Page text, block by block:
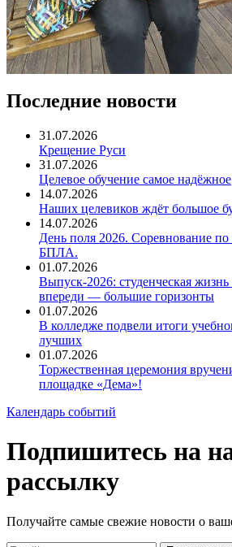
Последние новости
31.07.2026
Крещение Руси
31.07.2026
Целевое обучение самое надёжное
14.07.2026
Наших целевиков ждёт большое
14.07.2026
День поля 2026. Соревнование
БПЛА.
01.07.2026
Выпуск-2026: студенческая
впереди — большие горизонты
01.07.2026
В колледже подвели итоги
лучших
01.07.2026
Торжественная церемония
площадке «Дема»!
Календарь событий
Подпишитесь на
рассылку
Получайте самые свежие новости о